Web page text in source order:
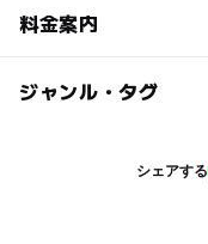
対象年齢
料金案内
子供の料金
ジャンル・タグ
シェアする